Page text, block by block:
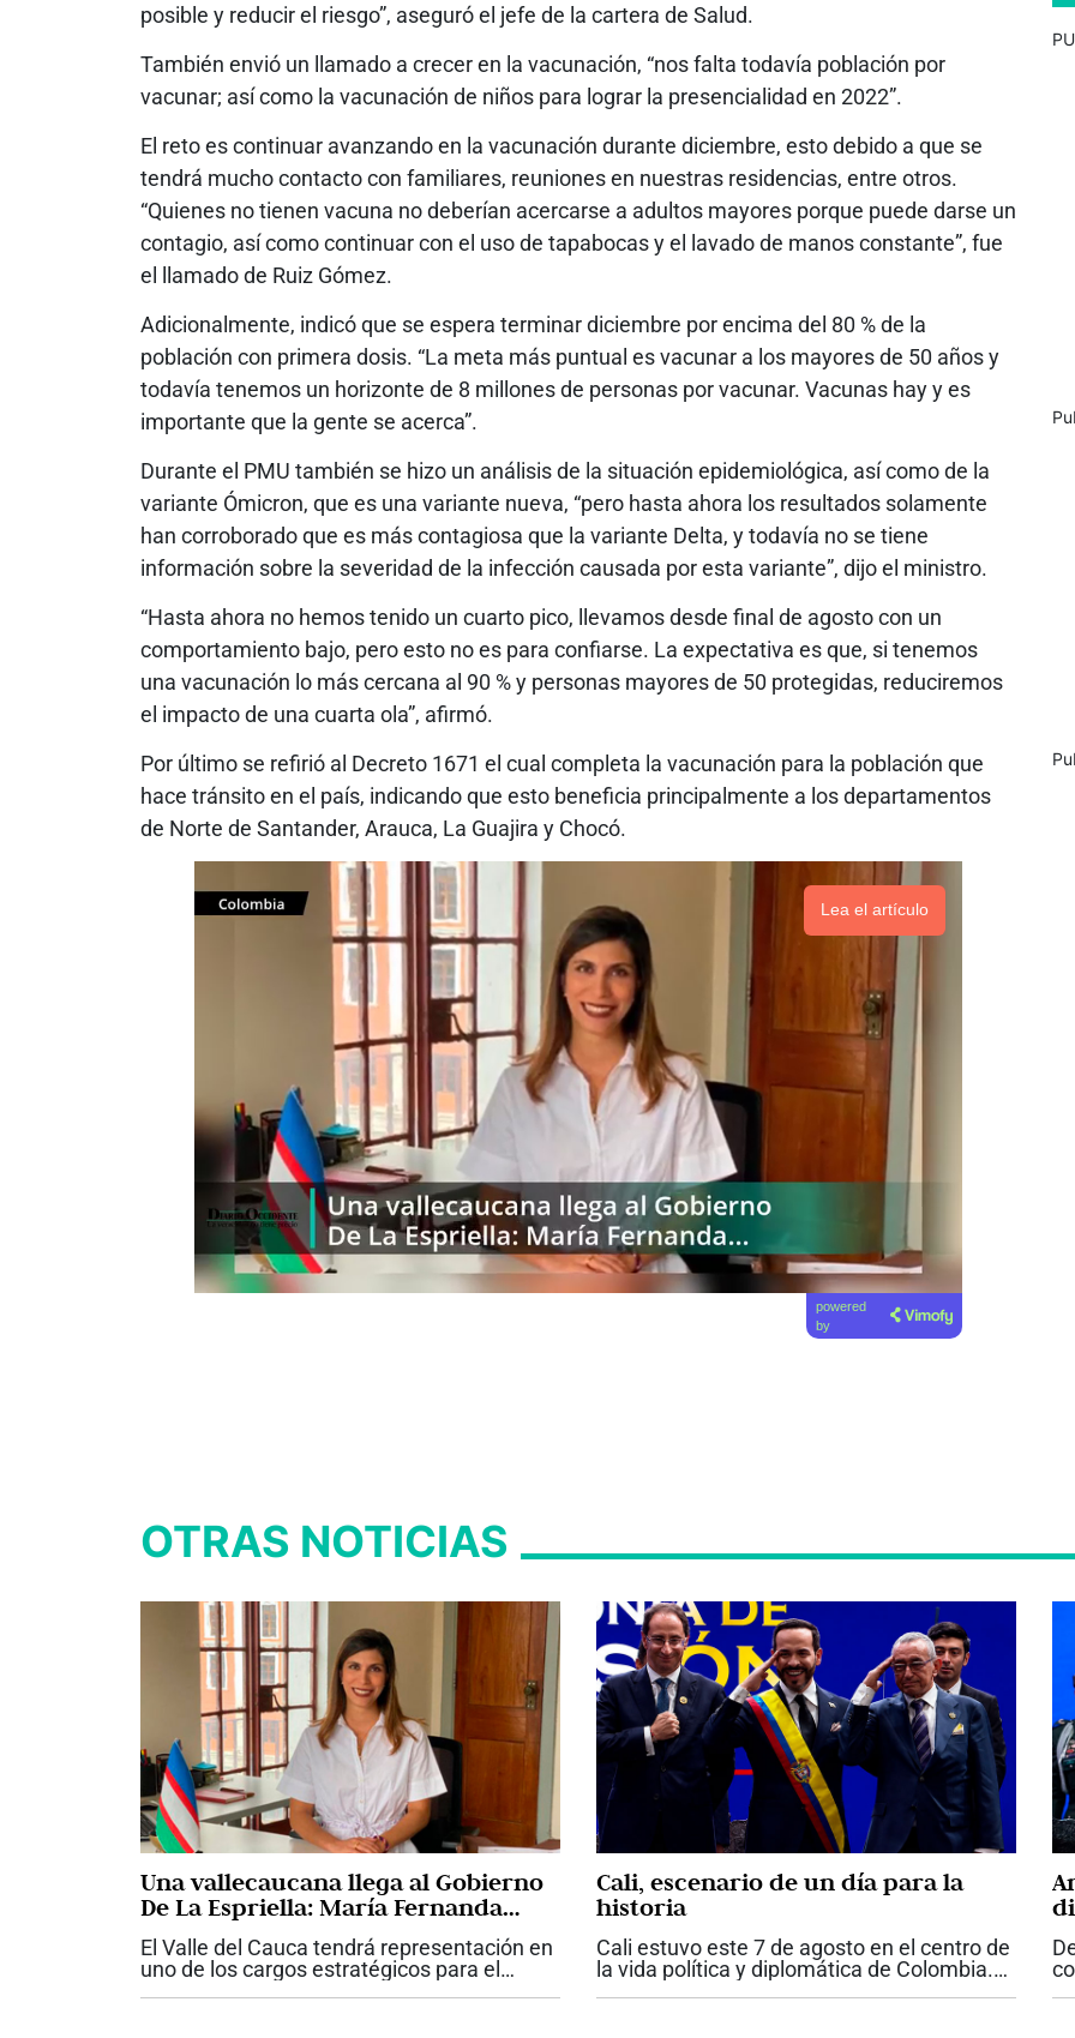
posible y reducir el riesgo”, aseguró el jefe de la cartera de Salud.
También envió un llamado a crecer en la vacunación, “nos falta todavía población por
vacunar; así como la vacunación de niños para lograr la presencialidad en 2022”.
El reto es continuar avanzando en la vacunación durante diciembre, esto debido a que se
tendrá mucho contacto con familiares, reuniones en nuestras residencias, entre otros.
“Quienes no tienen vacuna no deberían acercarse a adultos mayores porque puede darse un
contagio, así como continuar con el uso de tapabocas y el lavado de manos constante”, fue
el llamado de Ruiz Gómez.
Adicionalmente, indicó que se espera terminar diciembre por encima del 80 % de la
población con primera dosis. “La meta más puntual es vacunar a los mayores de 50 años y
todavía tenemos un horizonte de 8 millones de personas por vacunar. Vacunas hay y es
importante que la gente se acerca”.
Durante el PMU también se hizo un análisis de la situación epidemiológica, así como de la
variante Ómicron, que es una variante nueva, “pero hasta ahora los resultados solamente
han corroborado que es más contagiosa que la variante Delta, y todavía no se tiene
información sobre la severidad de la infección causada por esta variante”, dijo el ministro.
“Hasta ahora no hemos tenido un cuarto pico, llevamos desde final de agosto con un
comportamiento bajo, pero esto no es para confiarse. La expectativa es que, si tenemos
una vacunación lo más cercana al 90 % y personas mayores de 50 protegidas, reduciremos
el impacto de una cuarta ola”, afirmó.
Por último se refirió al Decreto 1671 el cual completa la vacunación para la población que
hace tránsito en el país, indicando que esto beneficia principalmente a los departamentos
de Norte de Santander, Arauca, La Guajira y Chocó.
Lea el artículo
powered
by
OTRAS NOTICIAS
Una vallecaucana llega al Gobierno
De La Espriella: María Fernanda
Santa, nueva viceministra de
Infraestructura
El Valle del Cauca tendrá representación en
uno de los cargos estratégicos para el
desarrollo de las grandes obras del país.
Cali, escenario de un día para la
historia
Cali estuvo este 7 de agosto en el centro de
la vida política y diplomática de Colombia.
La posesión de Abelardo de la Espriella